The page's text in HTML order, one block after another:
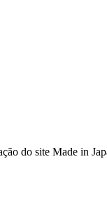
do site Made in